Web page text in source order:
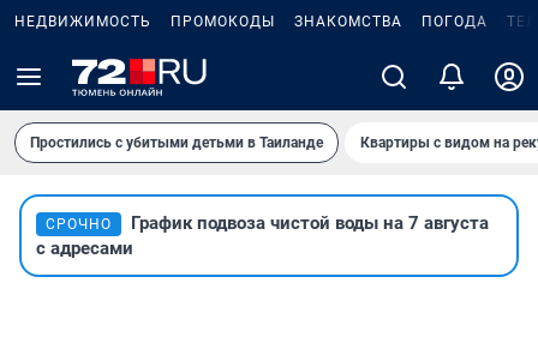
НЕДВИЖИМОСТЬ ПРОМОКОДЫ ЗНАКОМСТВА ПОГОДА
Простились с убитыми детьми в Таиланде Квартиры с видом на
СРОЧНО
График подвоза чистой воды на 7 августа
с адресами